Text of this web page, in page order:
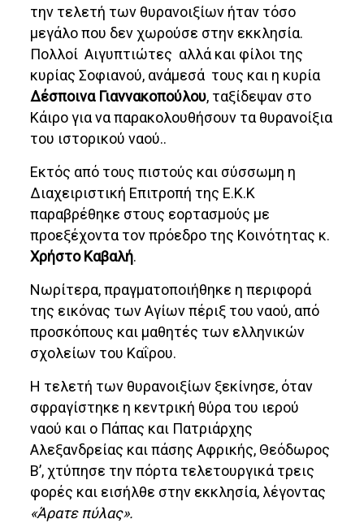
την τελετή των θυρανοιξίων ήταν τόσο
μεγάλο που δεν χωρούσε στην εκκλησία.
Πολλοί Αιγυπτιώτες αλλά και φίλοι της
κυρίας Σοφιανού, ανάμεσά τους και η κυρία
Δέσποινα Γιαννακοπούλου, ταξίδεψαν στο
Κάιρο για να παρακολουθήσουν τα θυρανοίξια
του ιστορικού ναού..
Εκτός από τους πιστούς και σύσσωμη η
Διαχειριστική Επιτροπή της Ε.Κ.Κ
παραβρέθηκε στους εορτασμούς με
προεξέχοντα τον πρόεδρο της Κοινότητας κ.
Χρήστο Καβαλή.
Νωρίτερα, πραγματοποιήθηκε η περιφορά
της εικόνας των Αγίων πέριξ του ναού, από
προσκόπους και μαθητές των ελληνικών
σχολείων του Καΐρου.
Η τελετή των θυρανοιξίων ξεκίνησε, όταν
σφραγίστηκε η κεντρική θύρα του ιερού
ναού και ο Πάπας και Πατριάρχης
Αλεξανδρείας και πάσης Αφρικής, Θεόδωρος
Β’, χτύπησε την πόρτα τελετουργικά τρεις
φορές και εισήλθε στην εκκλησία, λέγοντας
«Άρατε πύλας».